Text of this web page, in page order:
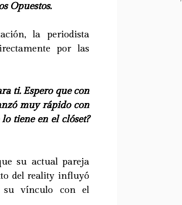
Opuestos.
la periodista
por las
ti. Espero que con
muy rápido con
tiene en el clóset?
su actual pareja
del reality influyó
su vínculo con el